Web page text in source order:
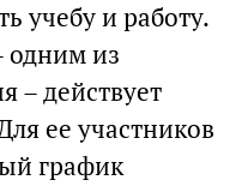
учебу и работу.
одним из
– действует
ее участников
график